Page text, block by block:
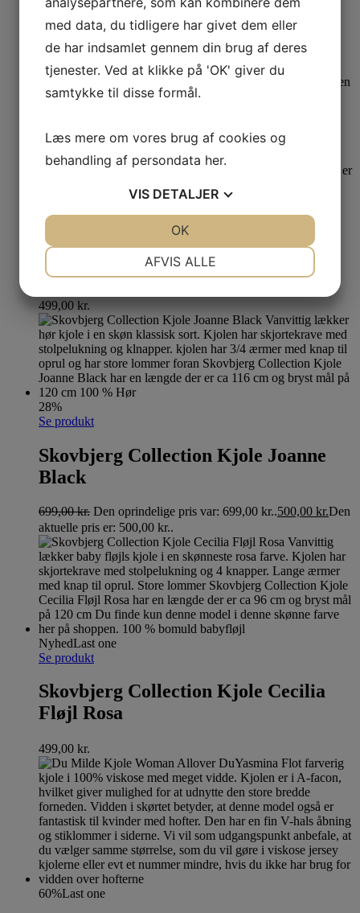
Smashed Lemon Kjole 24643
m
750,00
Den oprindelige pris var: 750,00 kr..
Den
aktuelle pris er: 300,00 kr..
Se produkt
Skovbjerg Collection Kjole Cecilia
Fløjl Jeans Blue
499,00 kr.
28%
Se produkt
Skovbjerg Collection Kjole Joanne
Black
699,00kr. Den oprindelige pris var: 699,00 kr..500,00 kr.Den
aktuelle pris er: 500,00 kr..
NyhedLast one
Se produkt
Skovbjerg Collection Kjole Cecilia
Fløjl Rosa
499,00 kr.
60%Last one
med data, du tidligere har givet dem eller
de har indsamlet gennem din brug af deres
tjenester. Ved at klikke på 'OK' giver du
samtykke til disse formål.
Læs mere om vores brug af cookies og
behandling af persondata her.
VIS DETALJER
MARKETING
AFVIS ALLE
OK